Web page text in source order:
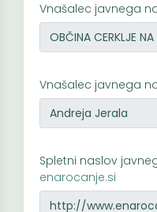
Vnašalec javnega
Vnašalec javnega
Spletni naslov
enarocanje.si